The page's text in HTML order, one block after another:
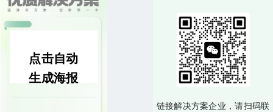
点击自动
生成海报
链接解决方案企业，请扫码联